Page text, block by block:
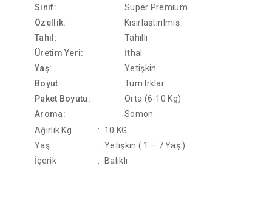
Sınıf:
Super Premium
Özellik:
Kısırlaştırılmış
Tahıl:
Tahıllı
Üretim Yeri:
İthal
Yaş:
Yetişkin
Boyut:
Tüm Irklar
Paket Boyutu:
Orta (6-10 Kg)
Aroma:
Somon
Ağırlık Kg
:
10 KG
Yaş
: Yetişkin ( 1 – 7 Yaş )
İçerik
: Balıklı